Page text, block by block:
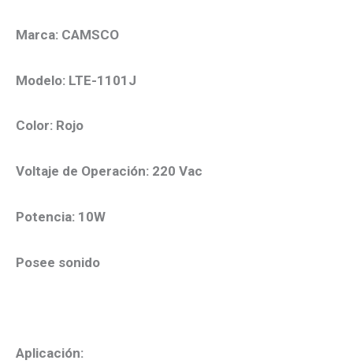
Marca: CAMSCO
Modelo: LTE-1101J
Color: Rojo
Voltaje de Operación: 220 Vac
Potencia: 10W
Posee sonido
Aplicación: